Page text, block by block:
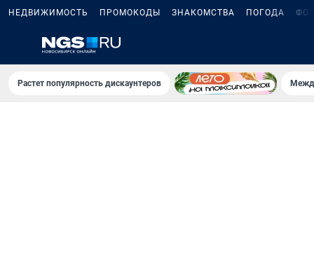
НЕДВИЖИМОСТЬ ПРОМОКОДЫ ЗНАКОМСТВА ПОГОДА
Растет популярность дискаунтеров